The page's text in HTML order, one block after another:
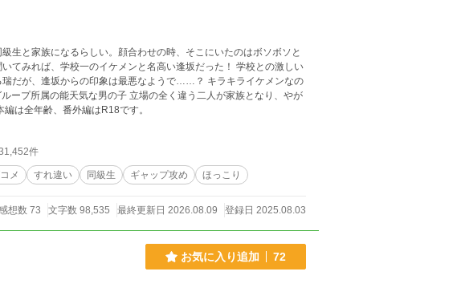
生と家族になるらしい。顔合わせの時、そこにいたのはボソボソと
てみれば、学校一のイケメンと名高い逢坂だった！ 学校との激しい
からの印象は最悪なようで……？ キラキライケメンなの
ープ所属の能天気な男の子 立場の全く違う二人が家族となり、やが
別な感情が芽生えるラブストーリー。 本編は全年齢、番外編はR18です。
件
メ すれ違い 同級生 ギャップ攻め ほっこり
想数 73 文字数 98,535 最終更新日 2026.08.09 登録日 2025.08.03
お気に入り追加 72